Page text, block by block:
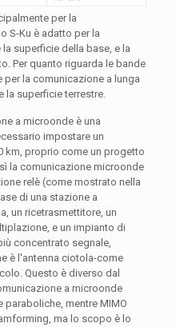
per la
S-Ku è adatto per la
superficie della base, e la
Per quanto riguarda le bande
per la comunicazione a lunga
la superficie terrestre.
a microonde è una
impostare un
km, proprio come un progetto
la comunicazione microonde
relè (come mostrato nella
di una stazione a
un ricetrasmettitore, un
e un impianto di
concentrato segnale,
è l'antenna ciotola-come
Questo è diverso dal
a microonde
paraboliche, mentre MIMO
ma lo scopo è lo